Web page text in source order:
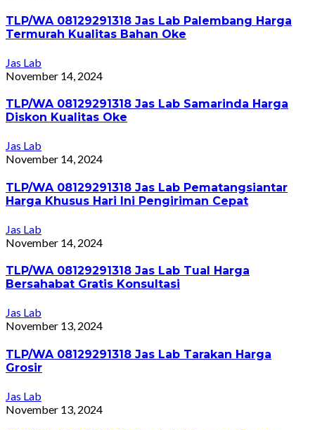
TLP/WA 08129291318 Jas Lab Palembang Harga
Termurah Kualitas Bahan Oke
Jas Lab
November 14, 2024
TLP/WA 08129291318 Jas Lab Samarinda Harga
Diskon Kualitas Oke
Jas Lab
November 14, 2024
TLP/WA 08129291318 Jas Lab Pematangsiantar
Harga Khusus Hari Ini Pengiriman Cepat
Jas Lab
November 14, 2024
TLP/WA 08129291318 Jas Lab Tual Harga
Bersahabat Gratis Konsultasi
Jas Lab
November 13, 2024
TLP/WA 08129291318 Jas Lab Tarakan Harga
Grosir
Jas Lab
November 13, 2024